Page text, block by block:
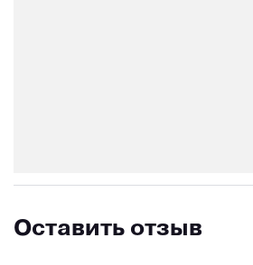
Оставить отзыв